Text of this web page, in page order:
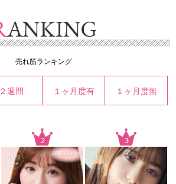
売れ筋ランキング
２週間 １ヶ月度有 １ヶ月度無